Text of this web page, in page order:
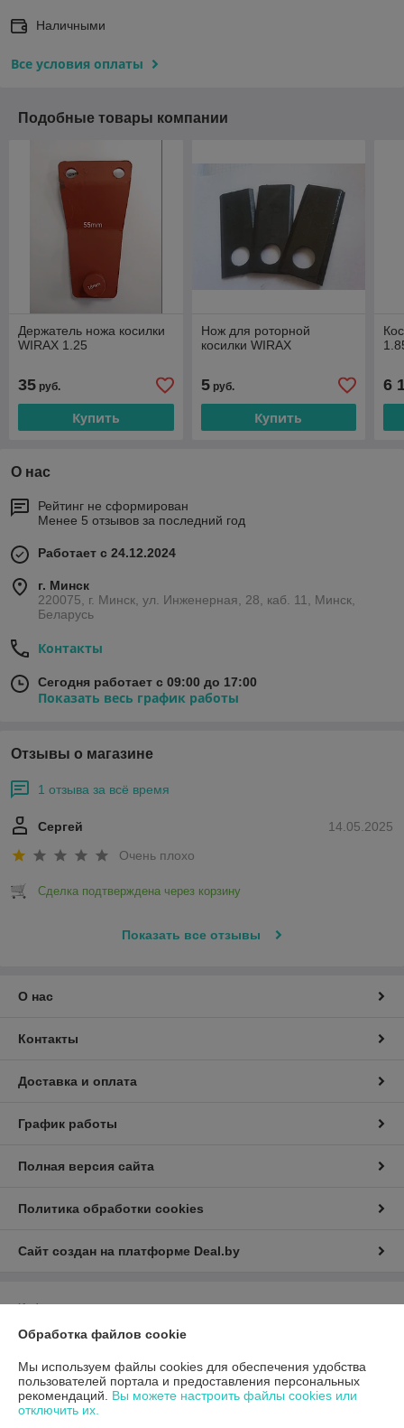
Наличными
Все условия оплаты
Подобные товары компании
Держатель ножа косилки
WIRAX 1.25
35 руб.
Купить
Нож для роторной
косилки WIRAX
5руб.
Купить
6
О нас
Рейтинг не сформирован
Менее 5 отзывов за последний год
Работает с 24.12.2024
г. Минск
220075, г. Минск, ул. Инженерная, 28, каб. 11, Минск,
Беларусь
Контакты
Сегодня работает с 09:00 до 17:00
Показать весь график работы
Отзывы о магазине
1 отзыва за всё время
14.05.2025
Сергей
Очень плохо
Сделка подтверждена через корзину
Показать все отзывы
О нас
Контакты
Доставка и оплата
График работы
Полная версия сайта
Политика обработки cookies
Сайт создан на платформе Deal.by
Информация для покупателя
Юридическое лицо:Общество с ограниченной ответственностью
г. Минск, ул. Инженерная, 28, каб. 11
Регистрационный номер ЕГР: 193790359
Обработка файлов cookie
Мы используем файлы cookies для обеспечения удобства
пользователей портала и предоставления персональных
рекомендаций. Вы можете настроить файлы cookies или
отключить их.